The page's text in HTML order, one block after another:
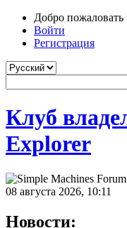
Добро пожаловать
Войти
Регистрация
Клуб
Explorer
08 августа 2026, 10:11
Новости: